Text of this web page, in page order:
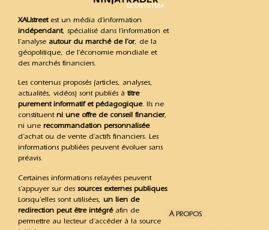
XAUstreetest un média d’information
indépendant, spécialisé dans l’information et
l’analyse autour du marché de l’or, de la
géopolitique, de l’économie mondiale et
des marchés financiers.
Les contenus proposés (articles, analyses,
actualités, vidéos) sont publiés à titre
purement informatif et pédagogique. Ils ne
constituent ni une offre de conseil financier,
ni une recommandation personnalisée
d’achat ou de vente d’actifs financiers. Les
informations publiées peuvent évoluer sans
préavis.
Certaines informations relayées peuvent
s’appuyer sur des sources externes publiques.
Lorsqu’elles sont utilisées, un lien de
redirection peut être intégréafin de
permettre au lecteur d’accéder à la source
À PROPOS